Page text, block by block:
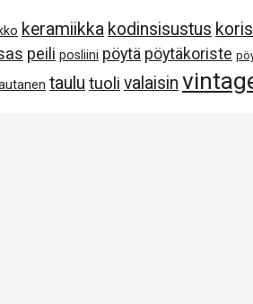
keramiikka kodinsisustus
peili posliini pöytä pöytäkoriste
taulu tuoli valaisin